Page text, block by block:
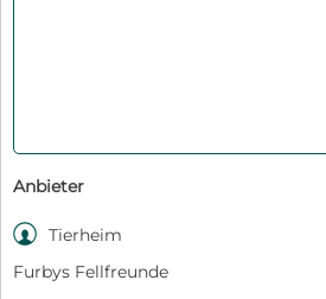
Anbieter
 Tierheim
Furbys Fellfreunde